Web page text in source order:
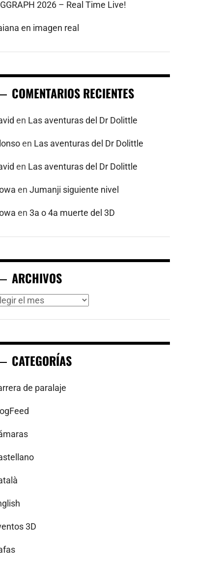
2026 – Real Time Live!
en imagen real
COMENTARIOS RECIENTES
en Las aventuras del Dr Dolittle
en Las aventuras del Dr Dolittle
en Las aventuras del Dr Dolittle
enJumanji siguiente nivel
en3a o 4a muerte del 3D
ARCHIVOS
CATEGORÍAS
de paralaje
3D